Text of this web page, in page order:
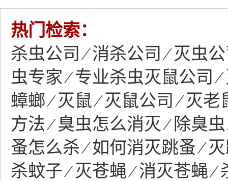
热门检索：
杀虫公司 ∕ 消杀公司 ∕ 灭虫
虫专家 ∕ 专业杀虫灭鼠公司
蟑螂 ∕ 灭鼠 ∕ 灭鼠公司 ∕ 灭
方法 ∕ 臭虫怎么消灭 ∕ 除臭
蚤怎么杀 ∕ 如何消灭跳蚤 ∕
杀蚊子 ∕ 灭苍蝇 ∕ 消灭苍蝇